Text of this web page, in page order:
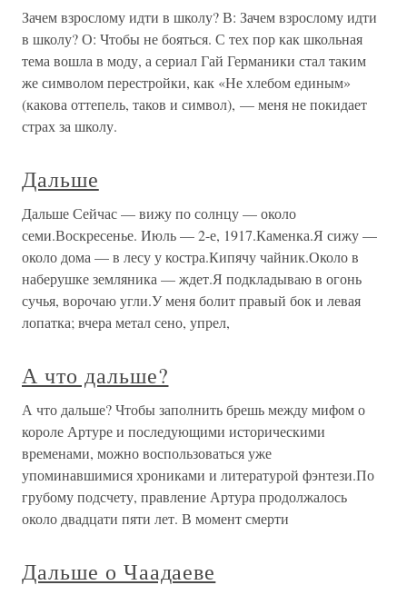
Зачем взрослому идти в школу? В: Зачем взрослому идти
в школу? О: Чтобы не бояться. С тех пор как школьная
тема вошла в моду, а сериал Гай Германики стал таким
же символом перестройки, как «Не хлебом единым»
(какова оттепель, таков и символ), — меня не покидает
страх за школу.
Дальше
Дальше Сейчас — вижу по солнцу — около
семи.Воскресенье. Июль — 2-е, 1917.Каменка.Я сижу —
около дома — в лесу у костра.Кипячу чайник.Около в
наберушке земляника — ждет.Я подкладываю в огонь
сучья, ворочаю угли.У меня болит правый бок и левая
лопатка; вчера метал сено, упрел,
А что дальше?
А что дальше? Чтобы заполнить брешь между мифом о
короле Артуре и последующими историческими
временами, можно воспользоваться уже
упоминавшимися хрониками и литературой фэнтези.По
грубому подсчету, правление Артура продолжалось
около двадцати пяти лет. В момент смерти
Дальше о Чаадаеве